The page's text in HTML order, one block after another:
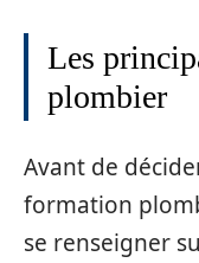
Les
plombier
Avant de
formation
se renseigner